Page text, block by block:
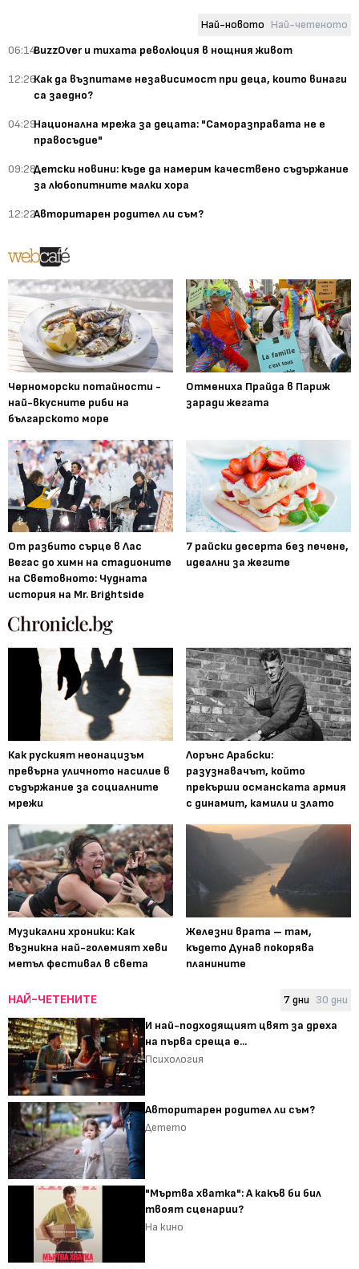
Най-новото Най-четеното
06:14BuzzOver и тихата революция в нощния живот
12:26Как да възпитаме независимост при деца, които винаги
са заедно?
04:29Национална мрежа за децата: "Саморазправата не е
правосъдие"
09:28Детски новини: къде да намерим качествено съдържание
за любопитните малки хора
12:22Авторитарен родител ли съм?
Черноморски потайности -
най-вкусните риби на
българското море
Отмениха Прайда в Париж
заради жегата
От разбито сърце в Лас
Вегас до химн на стадионите
на Световното: Чудната
история на Mr. Brightside
7 райски десерта без печене,
идеални за жегите
Как руският неонацизъм
превърна уличното насилие в
съдържание за социалните
мрежи
Лорънс Арабски:
разузнавачът, който
прекърши османската армия
с динамит, камили и злато
Музикални хроники: Как
възникна най-големият хеви
метъл фестивал в света
Железни врата – там,
където Дунав покорява
планините
НАЙ-ЧЕТЕНИТЕ 7 дни 30 дни
И най-подходящият цвят за дреха
на първа среща е...
Психология
Авторитарен родител ли съм?
Детето
"Мъртва хватка": А какъв би бил
твоят сценарии?
На кино